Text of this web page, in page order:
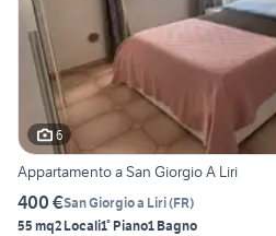
6
Appartamento a San Giorgio A Liri
400 €San Giorgio a Liri(FR)
55 mq2 Locali1° Piano1 Bagno